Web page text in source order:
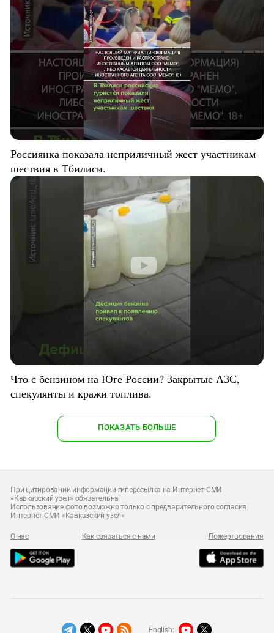
Россиянка показала неприличный жест участникам
шествия в Тбилиси.
Что с бензином на Юге России? Закрытые АЗС,
спекулянты и кражи топлива.
ПОКАЗАТЬ БОЛЬШЕ
При цитировании информации гиперссылка на Интернет-СМИ
«Кавказский узел» обязательна
Использование фото возможно только с предварительного согласия
Интернет-СМИ «Кавказский узел»
О нас Как связаться с нами Пожертвования
English: